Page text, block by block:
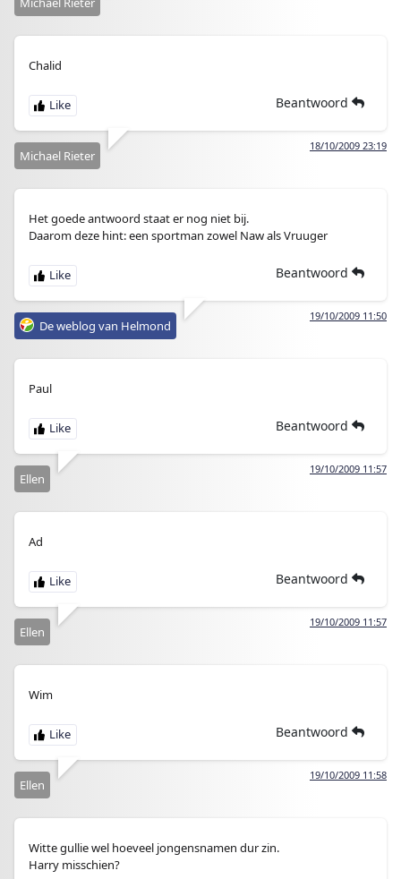
Chalid
Beantwoord
18/10/2009 23:19
Michael Rieter
Het goede antwoord staat er nog niet bij.
Daarom deze hint: een sportman zowel Naw als Vruuger
Beantwoord
19/10/2009 11:50
De weblog van Helmond
Paul
Beantwoord
19/10/2009 11:57
Ellen
Ad
Beantwoord
19/10/2009 11:57
Ellen
Wim
Beantwoord
19/10/2009 11:58
Ellen
Witte gullie wel hoeveel jongensnamen dur zin.
Harry misschien?